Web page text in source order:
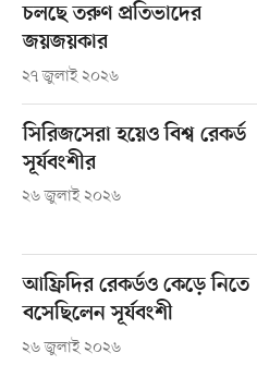
চলছে তরুণ প্রতিভাদের
জয়জয়কার
২৭ জুলাই ২০২৬
সিরিজসেরা হয়েও বিশ্ব রেকর্ড
সূর্যবংশীর
২৬ জুলাই ২০২৬
আফ্রিদির রেকর্ডও কেড়ে নিতে
বসেছিলেন সূর্যবংশী
২৬ জুলাই ২০২৬